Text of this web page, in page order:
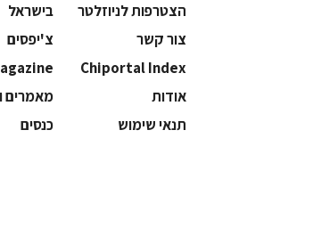
הצטרפות לניוזלטר
בישראל
צור קשר
צ'יפסים
Chiportal Index
אודות
מאמרים
תנאי שימוש
כנסים